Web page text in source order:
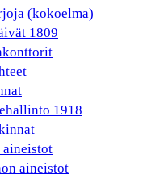
(kokoelma)
1809
1918
aineistot